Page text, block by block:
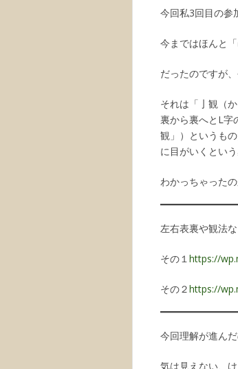
今回私3回目の参
今まではほんと
だったのですが
それは「亅観（
裏から裏へとL字
観」）というも
に目がいくとい
わかっちゃった
左右表裏や観法
その１https://
その２https://
今回理解が進ん
気は見えない、け